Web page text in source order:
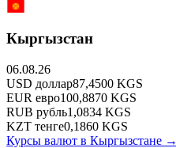
Кыргызстан
06.08.26
USD доллар87,4500 KGS
EUR евро100,8870 KGS
RUB рубль1,0834 KGS
KZT тенге0,1860 KGS
Курсы валют в Кыргызстане →